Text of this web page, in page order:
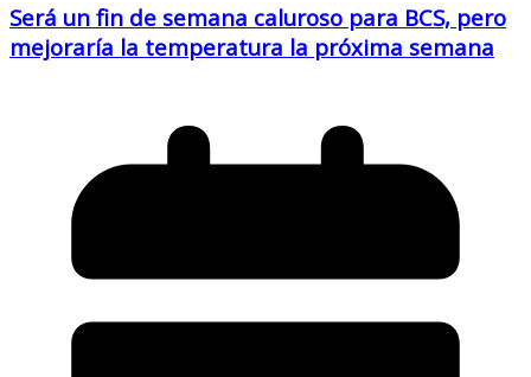
Será un fin de semana caluroso para BCS, pero
mejoraría la temperatura la próxima semana